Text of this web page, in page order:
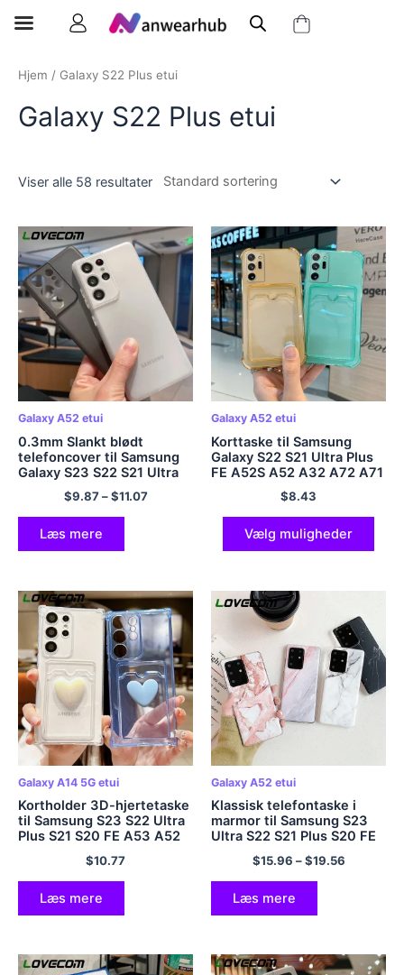
Hjem / Galaxy S22 Plus etui
Galaxy S22 Plus etui
Viser alle 58 resultater
Galaxy A52 etui
0.3mm Slankt blødt
telefoncover til Samsung
Galaxy S23 S22 S21 Ultra
Plus A53 A32 A52s A72
4G 5G Note 20 Ultra tyndt
mat klart cover
$9.87–$11.07
Læs mere
Galaxy A52 etui
Korttaske til Samsung
Galaxy S22 S21 Ultra Plus
FE A52S A52 A32 A72 A71
A51 A21S A13 A12 A22
A13 A53 A13 5G
Kortholder Kapa
$8.43
Vælg muligheder
Galaxy A14 5G etui
Kortholder 3D-hjertetaske
til Samsung S23 S22 Ultra
Plus S21 S20 FE A53 A52
A23 A14 A34 A32 A54
A13 5G stødsikkert
gennemsigtigt cover
$10.77
Læs mere
Galaxy A52 etui
Klassisk telefontaske i
marmor til Samsung S23
Ultra S22 S21 Plus S20 FE
A53 5G A52 A52S 5G
Blødt telefonbagcover
$15.96 –$19.56
Læs mere